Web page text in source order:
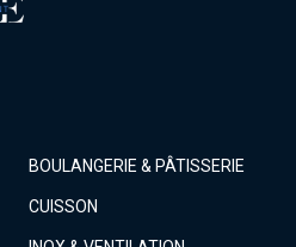
BOULANGERIE & PÂTISSERIE
CUISSON